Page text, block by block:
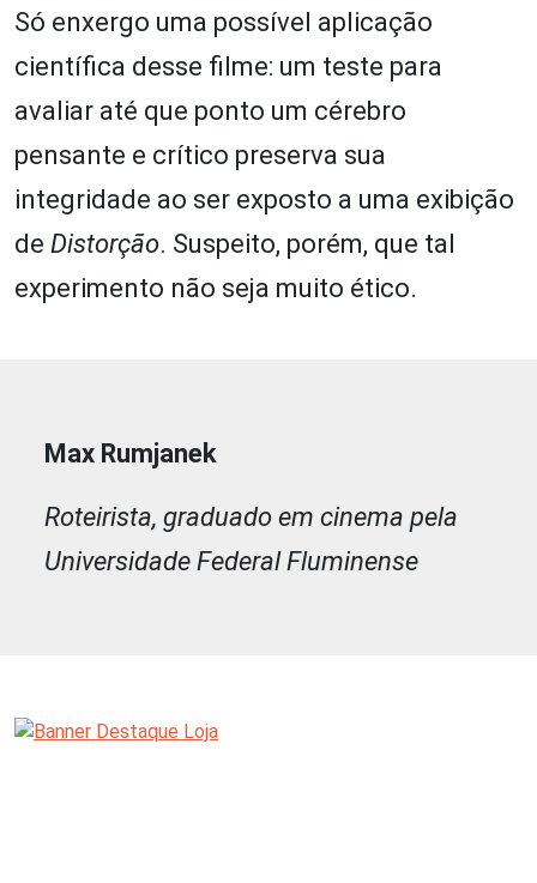
Só enxergo uma possível aplicação
científica desse filme: um teste para
avaliar até que ponto um cérebro
pensante e crítico preserva sua
integridade ao ser exposto a uma exibição
de Distorção. Suspeito, porém, que tal
experimento não seja muito ético.
Max Rumjanek
Roteirista, graduado em cinema pela
Universidade Federal Fluminense